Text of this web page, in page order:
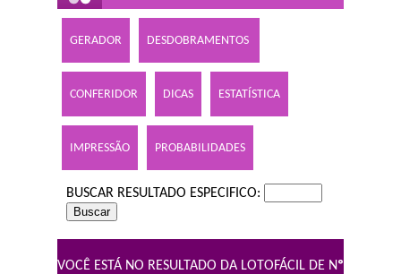
GERADOR DESDOBRAMENTOS
CONFERIDOR DICAS ESTATÍSTICA
IMPRESSÃO PROBABILIDADES
BUSCAR RESULTADO ESPECIFICO:
VOCÊ ESTÁ NO RESULTADO DA LOTOFÁCIL DE Nº